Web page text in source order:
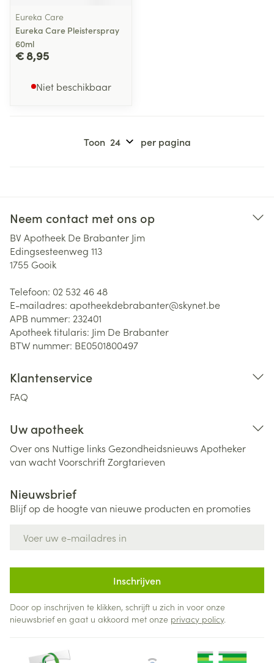
Eureka Care
Eureka Care Pleisterspray
60ml
€ 8,95
Niet beschikbaar
Toon per pagina
Neem contact met ons op
BV Apotheek De Brabanter Jim
Edingsesteenweg 113
1755 Gooik
Telefoon: 02 532 46 48
E-mailadres: apotheekdebrabanter@skynet.be
APB nummer: 232401
Apotheek titularis: Jim De Brabanter
BTW nummer: BE0501800497
Klantenservice
FAQ
Uw apotheek
Over ons Nuttige links Gezondheidsnieuws Apotheker
van wachtVoorschriftZorgtarieven
Nieuwsbrief
Blijf op de hoogte van nieuwe producten en promoties
Inschrijven
Door op inschrijven te klikken, schrijft u zich in voor onze
nieuwsbrief en gaat u akkoord met onze privacy policy.